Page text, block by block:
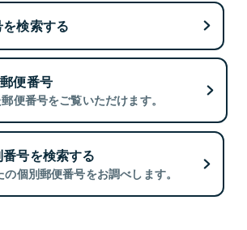
検索する
便番号
便番号をご覧いただけます。
号を検索する
個別郵便番号をお調べします。